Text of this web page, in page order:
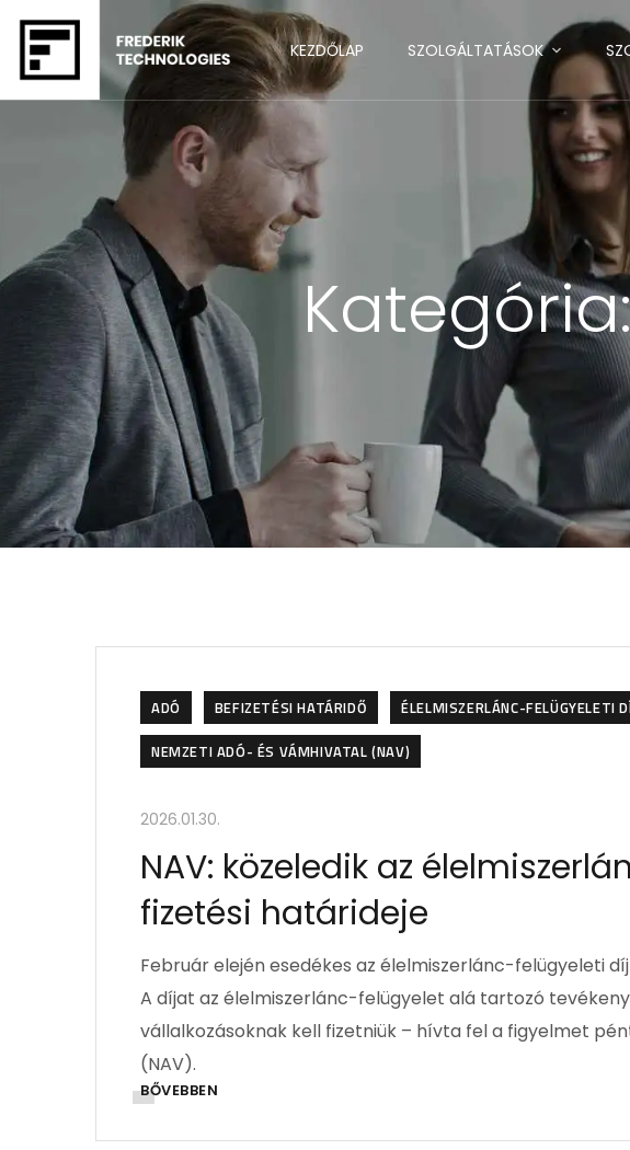
KEZDŐLAP SZOLGÁLTATÁSOK
ADÓ BEFIZETÉSI HATÁRIDŐ ÉLELMISZERLÁNC-FELÜGYELETI
NEMZETI ADÓ- ÉS VÁMHIVATAL (NAV)
2026.01.30.
NAV: közeledik az
fizetési határideje
Február elején esedékes az élelmiszerlánc-felügyeleti
A díjat az élelmiszerlánc-felügyelet alá tartozó
vállalkozásoknak kell fizetniük – hívta fel a figyelmet
(NAV).
BŐVEBBEN